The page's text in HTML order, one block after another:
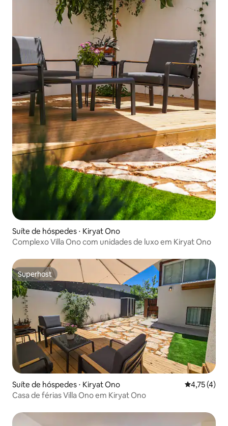
Suíte de hóspedes ⋅ Kiryat Ono
Complexo Villa Ono com unidades de luxo em Kiryat Ono
Superhost
Superhost
Suíte de hóspedes ⋅ Kiryat Ono 4,75 de
4,75 (4)
Casa de férias Villa Ono em Kiryat Ono